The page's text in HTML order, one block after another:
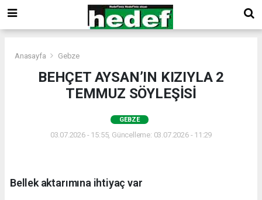
Anasayfa Gebze
BEHÇET AYSAN’IN KIZIYLA 2
TEMMUZ SÖYLEŞİSİ
GEBZE
03.07.2026 - 15:55, Güncelleme: 03.07.2026 - 11:29
Bellek aktarımına ihtiyaç var